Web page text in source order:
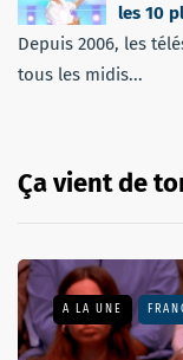
les 10
Depuis 2006, les
tous les midis...
Ça vient de
A LA UNE